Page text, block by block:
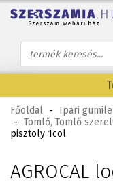
Főoldal -
Ipari
- Tömlő, Tömlő
pisztoly 1col
AGROCAL